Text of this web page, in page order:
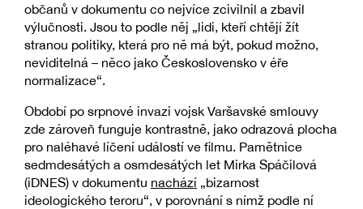
občanů v dokumentu co nejvíce zcivilnil a zbavil
výlučnosti. Jsou to podle něj „lidi, kteří chtějí žít
stranou politiky, která pro ně má být, pokud možno,
neviditelná – něco jako Československo v éře
normalizace“.
Období po srpnové invazi vojsk Varšavské smlouvy
zde zároveň funguje kontrastně, jako odrazová plocha
pro naléhavé líčení událostí ve filmu. Pamětnice
sedmdesátých a osmdesátých let Mirka Spáčilová
(iDNES) v dokumentu nachází „bizarnost
ideologického teroru“, v porovnání s nímž podle ní